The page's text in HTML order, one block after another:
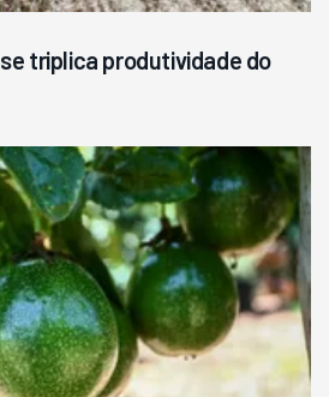
triplica produtividade do